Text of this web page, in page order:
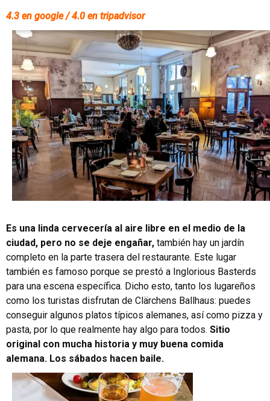
4.3 en google / 4.0 en tripadvisor
Es una linda cervecería al aire libre en el medio de la
ciudad, pero no se deje engañar, también hay un jardín
completo en la parte trasera del restaurante. Este lugar
también es famoso porque se prestó a Inglorious Basterds
para una escena específica. Dicho esto, tanto los lugareños
como los turistas disfrutan de Clärchens Ballhaus: puedes
conseguir algunos platos típicos alemanes, así como pizza y
pasta, por lo que realmente hay algo para todos. Sitio
original con mucha historia y muy buena comida
alemana. Los sábados hacen baile.